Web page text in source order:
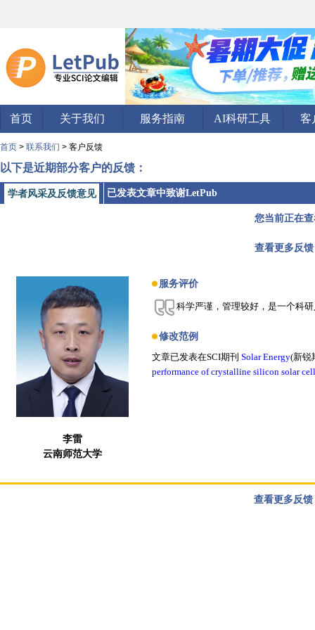
首页 关于我们 服务指南 AI科研工具 客
首页 > 联系我们 > 客户反馈
以下是近期部分客户的反馈：
学者风采及反馈意见 已发表文章中致谢LetPub
您当前正在
查看更多反
李雷
云南师范大学
服务评价
科学严谨，管理较好，是一个科
修改范例
文章已发表在SCI期刊 Solar Energy(新锐
performance of crystalline silicon solar
查看更多反馈